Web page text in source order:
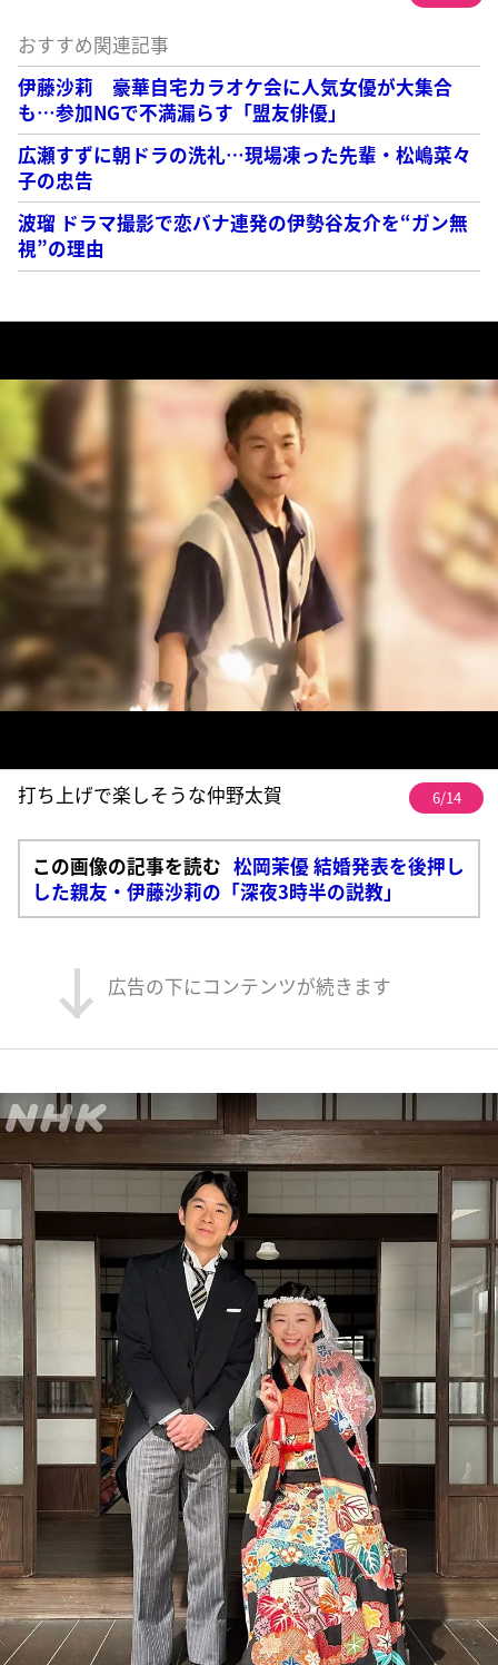
おすすめ関連記事
伊藤沙莉 豪華自宅カラオケ会に人気女優が大集合
も…参加NGで不満漏らす「盟友俳優」
広瀬すずに朝ドラの洗礼…現場凍った先輩・松嶋菜々
子の忠告
波瑠 ドラマ撮影で恋バナ連発の伊勢谷友介を“ガン無
視”の理由
打ち上げで楽しそうな仲野太賀 6/14
この画像の記事を読む 松岡茉優 結婚発表を後押し
した親友・伊藤沙莉の「深夜3時半の説教」
広告の下にコンテンツが続きます